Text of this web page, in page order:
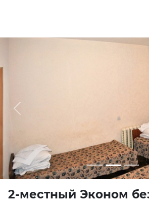
Previous
2-местный Эконом